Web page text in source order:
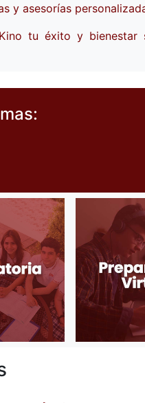
y asesorías
tu éxito y